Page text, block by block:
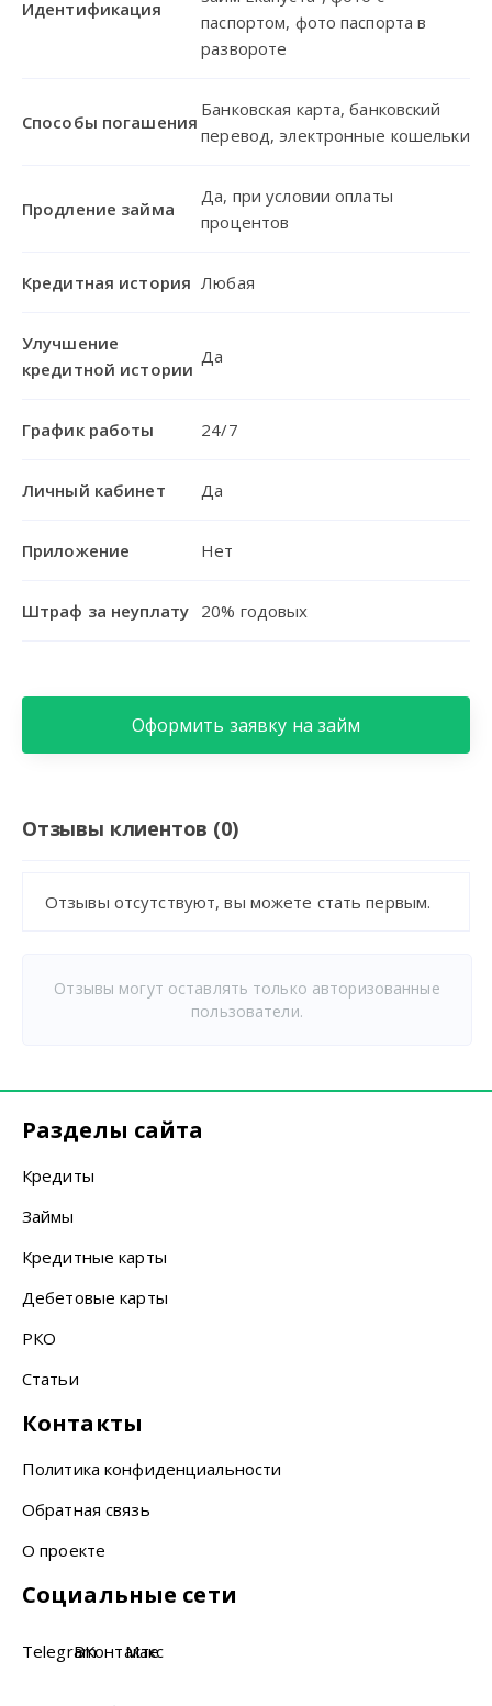
Идентификация
паспортом, фото паспорта в
развороте
Способы погашения
Банковская карта, банковский
перевод, электронные кошельки
Продление займа
Да, при условии оплаты
процентов
Кредитная история Любая
Улучшение
кредитной истории
Да
График работы 24/7
Личный кабинет Да
Приложение Нет
Штраф за неуплату 20% годовых
Оформить заявку на займ
Отзывы клиентов (0)
Отзывы отсутствуют, вы можете стать первым.
Отзывы могут оставлять только авторизованные
пользователи.
Разделы сайта
Кредиты
Займы
Кредитные карты
Дебетовые карты
РКО
Статьи
Контакты
Политика конфиденциальности
Обратная связь
О проекте
Социальные сети
TelegramВКонтакте
Макс